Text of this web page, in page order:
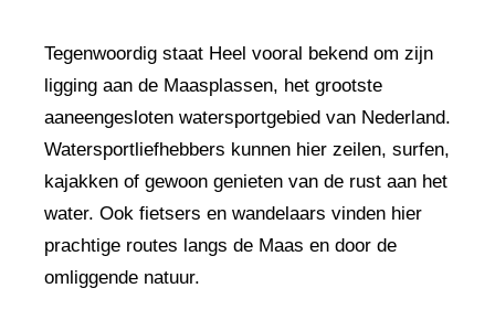
Tegenwoordig staat Heel vooral bekend om zijn
ligging aan de Maasplassen, het grootste
aaneengesloten watersportgebied van Nederland.
Watersportliefhebbers kunnen hier zeilen, surfen,
kajakken of gewoon genieten van de rust aan het
water. Ook fietsers en wandelaars vinden hier
prachtige routes langs de Maas en door de
omliggende natuur.